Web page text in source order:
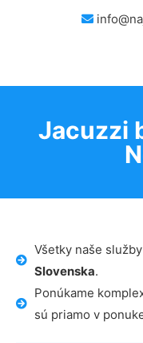
Jacuzzi
Všetky naše
Slovenska.
Ponúkame
sú priamo v